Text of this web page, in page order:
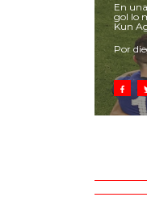
En
gol lo
Kun
Por